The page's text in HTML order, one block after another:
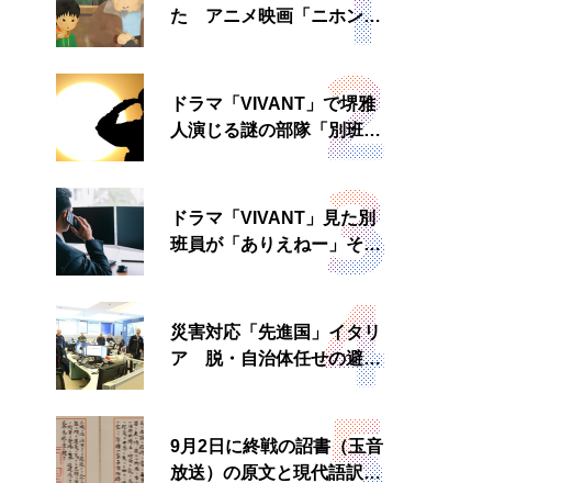
た アニメ映画「ニホンジ
ドラマ「VIVANT」で堺雅
人演じる謎の部隊「別班」
は実在する？内情知る人物
ドラマ「VIVANT」見た別
班員が「ありえねー」その
理由とは 非公然組織ゆえ
災害対応「先進国」イタリ
ア 脱・自治体任せの避難
所運営、被災者への温かい
9月2日に終戦の詔書（玉音
放送）の原文と現代語訳を